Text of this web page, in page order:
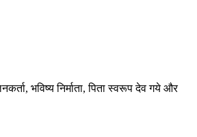
भविष्य निर्माता, पिता स्वरूप देव गये और